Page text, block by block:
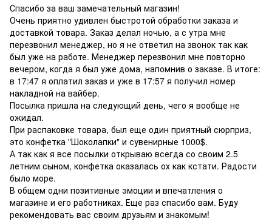
Спасибо за ваш замечательный магазин!
Очень приятно удивлен быстротой обработки заказа и
доставкой товара. Заказ делал ночью, а с утра мне
перезвонил менеджер, но я не ответил на звонок так как
был уже на работе. Менеджер перезвонил мне повторно
вечером, когда я был уже дома, напомнив о заказе. В итоге:
в 17:47 я оплатил заказ и уже в 17:57 я получил номер
накладной на вайбер.
Посылка пришла на следующий день, чего я вообще не
ожидал.
При распаковке товара, был еще один приятный сюрприз,
это конфетка "Шоколапки" и сувенирные 1000$.
А так как я все посылки открываю всегда со своим 2.5
летним сыном, конфетка оказалась ох как кстати. Радости
было море.
В общем одни позитивные эмоции и впечатления о
магазине и его работниках. Еще раз спасибо вам. Буду
рекомендовать вас своим друзьям и знакомым!